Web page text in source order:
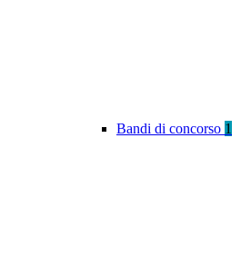
Bandi di concorso 1